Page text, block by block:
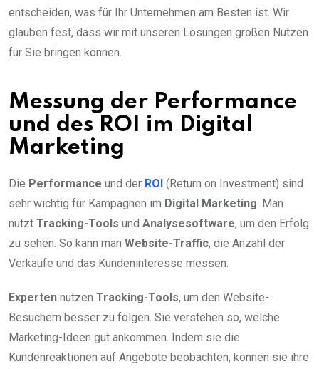
entscheiden, was für Ihr Unternehmen am Besten ist. Wir
glauben fest, dass wir mit unseren Lösungen großen Nutzen
für Sie bringen können.
Messung der Performance
und des ROI im Digital
Marketing
Die Performance und der ROI (Return on Investment) sind
sehr wichtig für Kampagnen im Digital Marketing . Man
nutzt Tracking-Tools und Analysesoftware, um den Erfolg
zu sehen. So kann man Website-Traffic, die Anzahl der
Verkäufe und das Kundeninteresse messen.
Experten nutzen Tracking-Tools, um den Website-
Besuchern besser zu folgen. Sie verstehen so, welche
Marketing-Ideen gut ankommen. Indem sie die
Kundenreaktionen auf Angebote beobachten, können sie ihre